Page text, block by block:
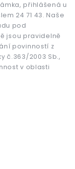
přihlášená u
24 71 43. Naše
pod
jsou pravidelně
povinností z
č.363/2003 Sb.,
v oblasti